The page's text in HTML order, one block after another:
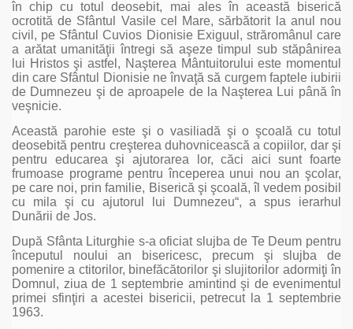
în chip cu totul deosebit, mai ales în această biserică
ocrotită de Sfântul Vasile cel Mare, sărbătorit la anul nou
civil, pe Sfântul Cuvios Dionisie Exiguul, străromânul care
a arătat umanităţii întregi să aşeze timpul sub stăpânirea
lui Hristos şi astfel, Naşterea Mântuitorului este momentul
din care Sfântul Dionisie ne învaţă să curgem faptele iubirii
de Dumnezeu şi de aproapele de la Naşterea Lui până în
veşnicie.
Această parohie este şi o vasiliadă şi o şcoală cu totul
deosebită pentru creşterea duhovnicească a copiilor, dar şi
pentru educarea şi ajutorarea lor, căci aici sunt foarte
frumoase programe pentru începerea unui nou an şcolar,
pe care noi, prin familie, Biserică şi şcoală, îl vedem posibil
cu mila şi cu ajutorul lui Dumnezeu“, a spus ierarhul
Dunării de Jos.
După Sfânta Liturghie s-a oficiat slujba de Te Deum pentru
începutul noului an bisericesc, precum şi slujba de
pomenire a ctitorilor, binefăcătorilor şi slujitorilor adormiţi în
Domnul, ziua de 1 septembrie amintind şi de evenimentul
primei sfinţiri a acestei bisericii, petrecut la 1 septembrie
1963.